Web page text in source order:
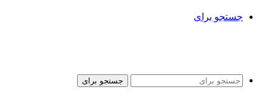
جستجو برای
جستجو برای